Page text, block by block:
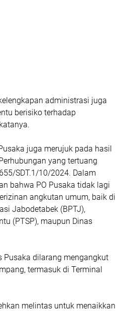
administrasi juga
berisiko terhadap
juga merujuk pada hasil
yang tertuang
SDT.1/10/2024. Dalam
bahwa PO Pusaka tidak lagi
angkutan umum, baik di
Jabodetabek (BPTJ),
(PTSP), maupun Dinas
Pusaka dilarang mengangkut
termasuk di Terminal
melintas untuk menaikkan